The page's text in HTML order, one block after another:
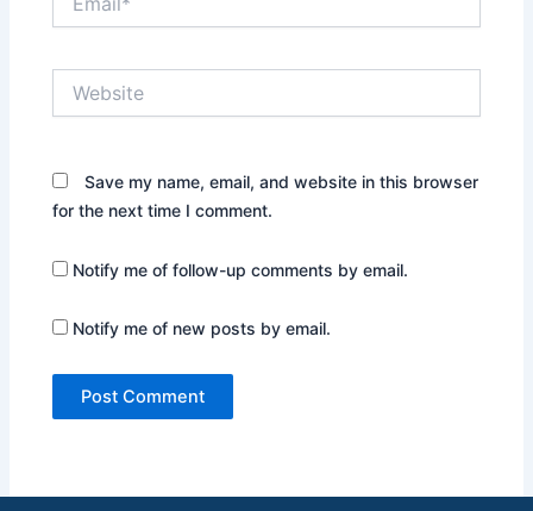
Save my name, email, and website in this browser
for the next time I comment.
Notify me of follow-up comments by email.
Notify me of new posts by email.